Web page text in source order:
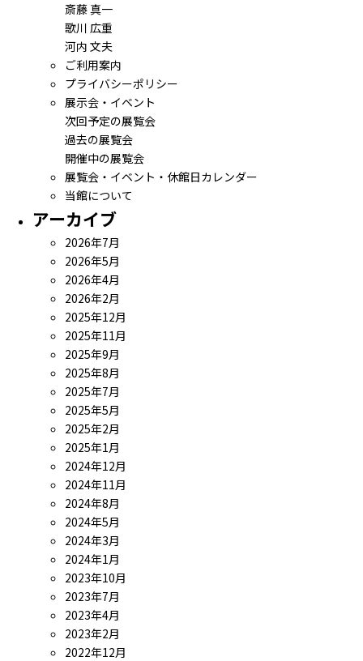
斎藤 真一
歌川 広重
河内 文夫
ご利用案内
プライバシーポリシー
展示会・イベント
次回予定の展覧会
過去の展覧会
開催中の展覧会
展覧会・イベント・休館日カレンダー
当館について
アーカイブ
2026年7月
2026年5月
2026年4月
2026年2月
2025年12月
2025年11月
2025年9月
2025年8月
2025年7月
2025年5月
2025年2月
2025年1月
2024年12月
2024年11月
2024年8月
2024年5月
2024年3月
2024年1月
2023年10月
2023年7月
2023年4月
2023年2月
2022年12月